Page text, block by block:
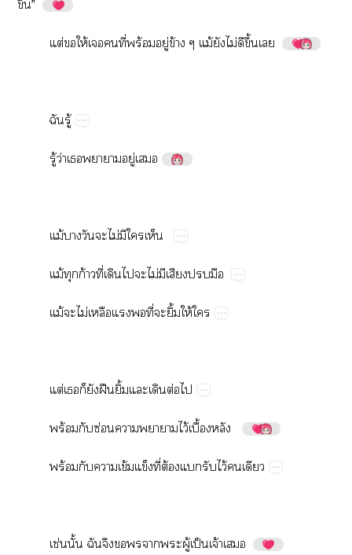
ึ้”
ต่​​ให้​​​ี่​ร้​ู่​ข้​ม้​​ไม่​​ึ้​
​ู้
ู้​ว่​​​ู่​
ม้​​​​ไม่​​​
ม้​​ก้​ี่​​​​ไม่​​​​
ม้​​ไม่​​​​ี่​​ิ้​ให้​
ต่​​​​ฝื​ิ้​​​ต่​
ร้​​ซ่​​​ไว้​ื้​
ร้​​​ข้​​ี่​ต้​​​ไว้​​
ช่​ั้​​​​​​​ู้​ป็​จ้​